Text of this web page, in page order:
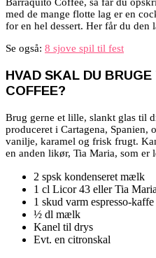
med de mange flotte lag er en
for en hel dessert. Her får du
Se også: 8 sjove spil til fest
HVAD SKAL DU
COFFEE?
Brug gerne et lille, slankt glas til
produceret i Cartagena, Spanien,
vanilje, karamel og frisk frugt.
en anden likør, Tia Maria, som er
2 spsk kondenseret mælk
1 cl Licor 43 eller Tia Maria
1 skud varm espresso-kaffe
½ dl mælk
Kanel til drys
Evt. en citronskal